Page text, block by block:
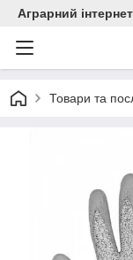
Аграрний
Товари та